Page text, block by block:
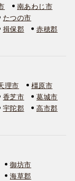
南あわじ市
たつの市
揖保郡
赤穂郡
理市
橿原市
香芝市
葛城市
宇陀郡
高市郡
御坊市
海草郡